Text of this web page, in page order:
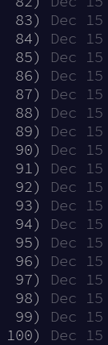
83)
Dec
84)
Dec
85)
Dec
86)
Dec
87)
Dec
88)
Dec
89)
Dec
90)
Dec
91)
Dec
92)
Dec
93)
Dec
94)
Dec
95)
Dec
96)
Dec
97)
Dec
98)
Dec
99)
Dec
100)
Dec